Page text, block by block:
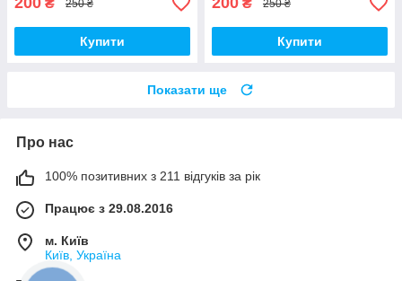
₴ 250 ₴
Купити
₴ 250 ₴
Купити
Показати ще
Про нас
100% позитивних з 211 відгуків за рік
Працює з 29.08.2016
м. Київ
Київ, Україна